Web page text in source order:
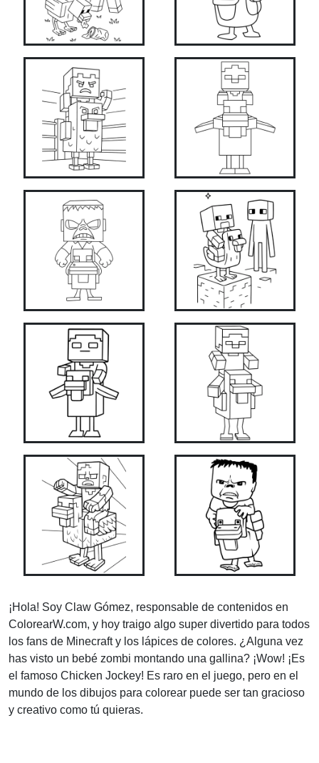
¡Hola! Soy Claw Gómez, responsable de contenidos en
ColorearW.com, y hoy traigo algo super divertido para todos
los fans de Minecraft y los lápices de colores. ¿Alguna vez
has visto un bebé zombi montando una gallina? ¡Wow! ¡Es
el famoso Chicken Jockey! Es raro en el juego, pero en el
mundo de los dibujos para colorear puede ser tan gracioso
y creativo como tú quieras.